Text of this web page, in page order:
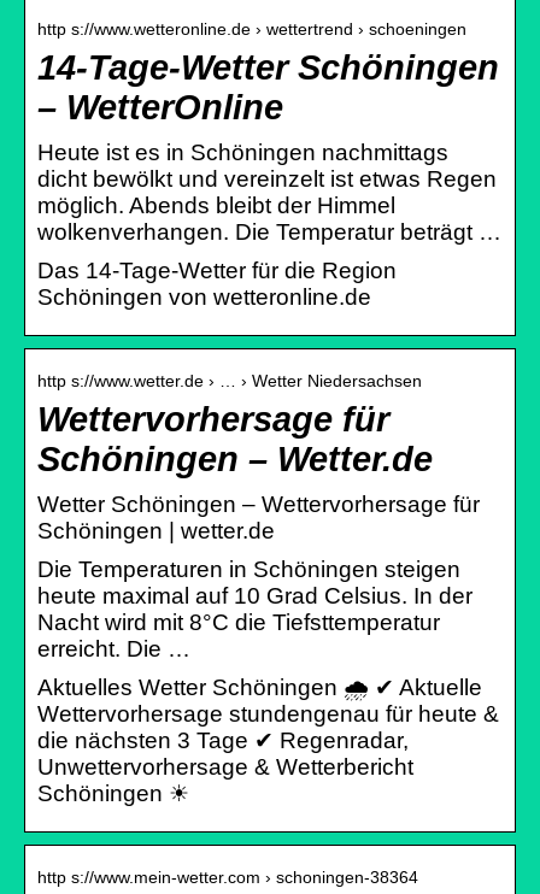
http s://www.wetteronline.de › wettertrend › schoeningen
14-Tage-Wetter Schöningen
– WetterOnline
Heute ist es in Schöningen nachmittags
dicht bewölkt und vereinzelt ist etwas Regen
möglich. Abends bleibt der Himmel
wolkenverhangen. Die Temperatur beträgt …
Das 14-Tage-Wetter für die Region
Schöningen von wetteronline.de
http s://www.wetter.de › … › Wetter Niedersachsen
Wettervorhersage für
Schöningen – Wetter.de
Wetter Schöningen – Wettervorhersage für
Schöningen | wetter.de
Die Temperaturen in Schöningen steigen
heute maximal auf 10 Grad Celsius. In der
Nacht wird mit 8°C die Tiefsttemperatur
erreicht. Die …
Aktuelles Wetter Schöningen 🌧️ ✔ Aktuelle
Wettervorhersage stundengenau für heute &
die nächsten 3 Tage ✔ Regenradar,
Unwettervorhersage & Wetterbericht
Schöningen ☀
http s://www.mein-wetter.com › schoningen-38364